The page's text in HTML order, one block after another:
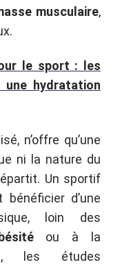
musculaire,
le sport : les
une hydratation
n’offre qu’une
ni la nature du
Un sportif
d’une
loin des
ou à la
les études